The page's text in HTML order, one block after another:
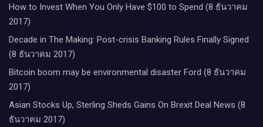
How to Invest When You Only Have $100 to Spend (8 ธันวาคม
2017)
Decade in The Making: Post-crisis Banking Rules Finally Signed
(8 ธันวาคม 2017)
Bitcoin boom may be environmental disaster Ford (8 ธันวาคม
2017)
Asian Stocks Up, Sterling Sheds Gains On Brexit Deal News (8
ธันวาคม 2017)